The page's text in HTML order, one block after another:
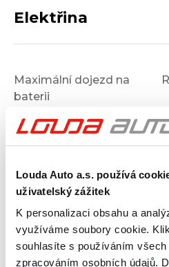
Louda Auto a.s. používá
uživatelský zážitek
K personalizaci obsahu a
využíváme soubory cookie.
souhlasíte s používáním
zpracováním osobních údajů.
Elektřina
Maximální dojezd na
baterii
Kapacita baterie
kWh
Výbava